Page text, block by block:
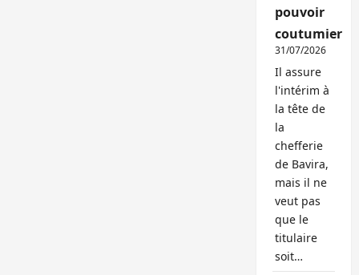
pouvoir
coutumier
31/07/2026
Il assure
l'intérim à
la tête de
la
chefferie
de Bavira,
mais il ne
veut pas
que le
titulaire
soit…